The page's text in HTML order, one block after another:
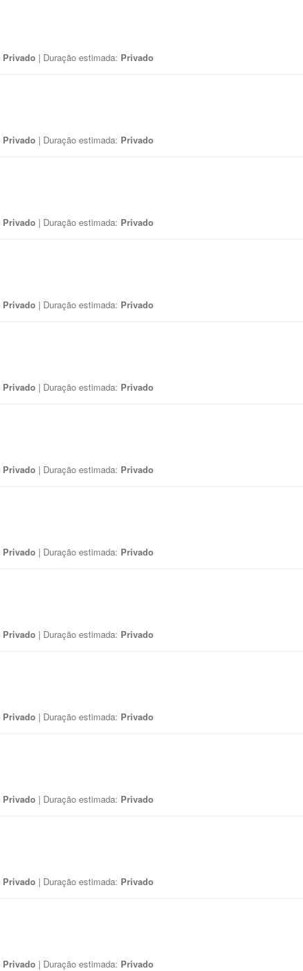
Privado | Duração estimada: Privado
Privado | Duração estimada: Privado
Privado | Duração estimada: Privado
Privado | Duração estimada: Privado
Privado | Duração estimada: Privado
Privado | Duração estimada: Privado
Privado | Duração estimada: Privado
Privado | Duração estimada: Privado
Privado | Duração estimada: Privado
Privado | Duração estimada: Privado
Privado | Duração estimada: Privado
Privado | Duração estimada: Privado